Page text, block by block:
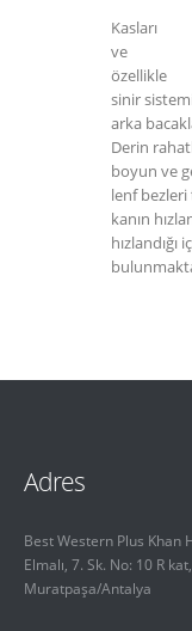
Kasları
ve
özellikle
sinir
arka
Derin
boyun ve
lenf bezleri
kanın
Adres
Best Western Plus Khan
Elmalı, 7. Sk. No: 10 R kat,
Muratpaşa/Antalya